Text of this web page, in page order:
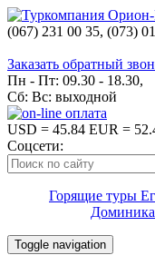
(067) 231 00 35, (073)
Заказать обратный
Пн - Пт: 09.30 - 18.30,
Сб: Вс: выходной
USD = 45.84 EUR =
Соцсети:
Горящие туры
Toggle navigation